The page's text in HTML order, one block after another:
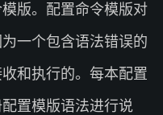
版。配置命令模版对
一个包含语法错误的
和执行的。每本配置
置模版语法进行说